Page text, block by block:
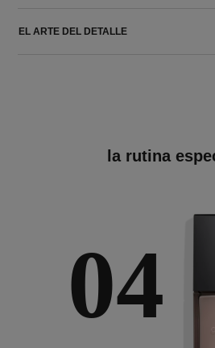
EL ARTE DEL DETALLE
la rutina
04